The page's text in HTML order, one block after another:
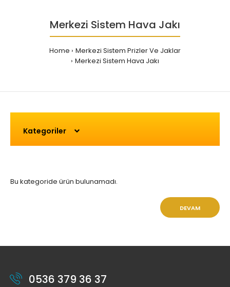
Merkezi Sistem Hava Jakı
Home
Merkezi Sistem Prizler Ve Jaklar
Merkezi Sistem Hava Jakı
Kategoriler
Bu kategoride ürün bulunamadı.
DEVAM
0536 379 36 37